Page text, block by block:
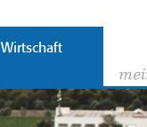
Wirtschaft